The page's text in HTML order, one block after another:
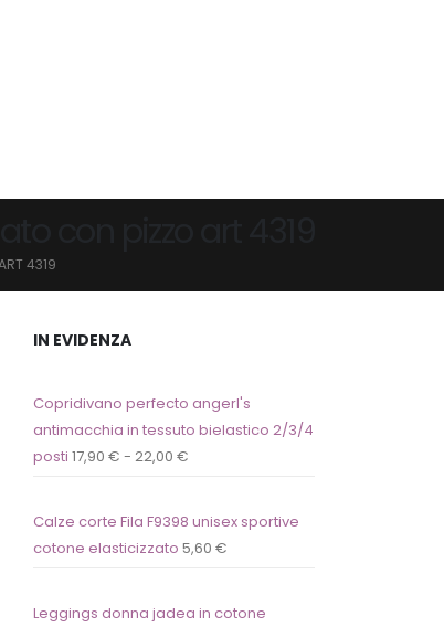
4319
IN EVIDENZA
Copridivano perfecto angerl's
antimacchia in tessuto bielastico 2/3/4
posti 17,90 € - 22,00 €
Calze corte Fila F9398 unisex sportive
cotone elasticizzato 5,60 €
Leggings donna jadea in cotone